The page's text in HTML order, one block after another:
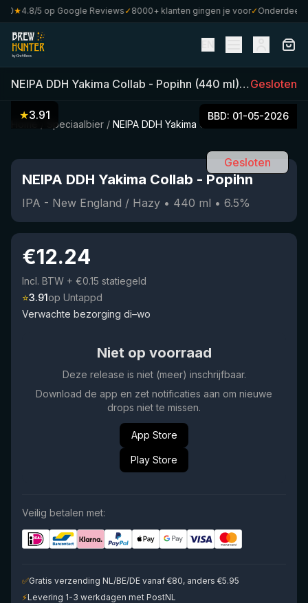
4.8/5 op Google Reviews✓8000+ klanten gingen je voor✓Onderdeel van
NEIPA DDH Yakima Collab - Popihn (440 ml)•6.5%•
Gesloten
Speciaalbier / NEIPA DDH Yakima Collab
★3.91 BBD: 01-05-2026
Gesloten
NEIPA DDH Yakima Collab - Popihn
IPA - New England / Hazy • 440 ml • 6.5%
€12.24
Incl. BTW + €0.15 statiegeld
⭐3.91op Untappd
Verwachte bezorging di–wo
Niet op voorraad
Deze release is niet (meer) inschrijfbaar.
Download de app en zet notificaties aan om nieuwe
drops niet te missen.
App Store
Play Store
Veilig betalen met:
✅Gratis verzending NL/BE/DE vanaf €80, anders €5.95
⚡Levering 1-3 werkdagen met PostNL